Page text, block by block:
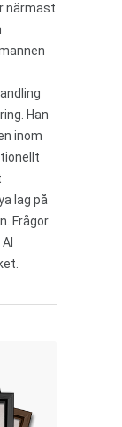
närmast
Han
inom
lag på
Frågor